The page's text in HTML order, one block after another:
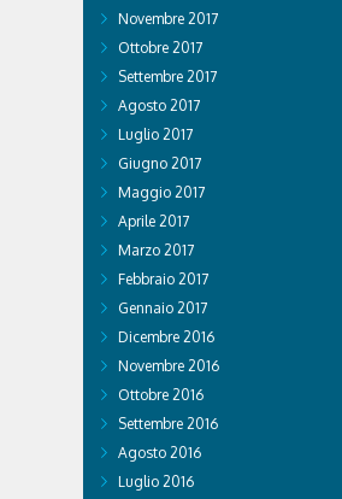
Novembre 2017
Ottobre 2017
Settembre 2017
Agosto 2017
Luglio 2017
Giugno 2017
Maggio 2017
Aprile 2017
Marzo 2017
Febbraio 2017
Gennaio 2017
Dicembre 2016
Novembre 2016
Ottobre 2016
Settembre 2016
Agosto 2016
Luglio 2016